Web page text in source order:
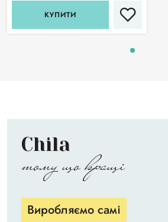
КУПИТИ
Chila
тому що кращі
Виробляємо самі